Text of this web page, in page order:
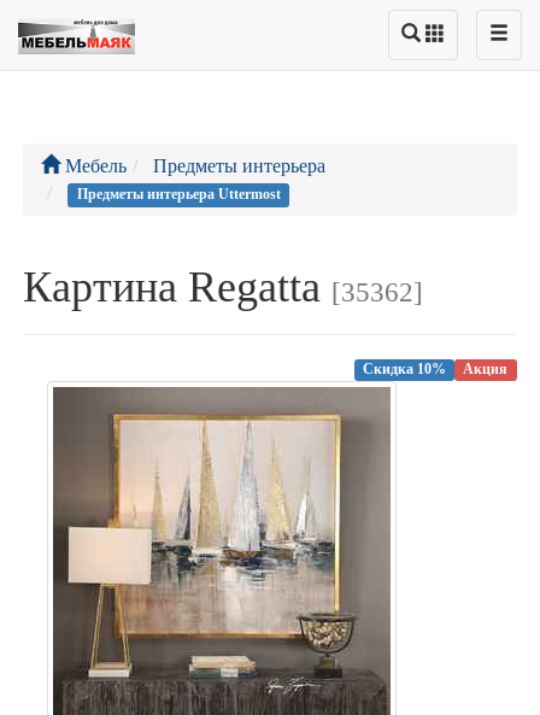
Мебель Предметы интерьера
Предметы интерьера Uttermost
Картина Regatta [35362]
Акция
Скидка 10%